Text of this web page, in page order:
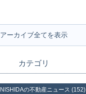
アーカイブ全てを表示
カテゴリ
NISHIDAの不動産ニュース (152)